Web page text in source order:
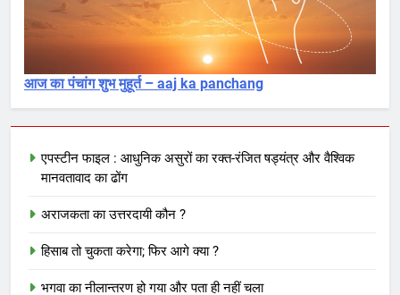
आज का पंचांग शुभ मुहूर्त – aaj ka panchang
एपस्टीन फाइल : आधुनिक असुरों का रक्त-रंजित षड्यंत्र और वैश्विक
मानवतावाद का ढोंग
अराजकता का उत्तरदायी कौन ?
हिसाब तो चुकता करेगा; फिर आगे क्या ?
भगवा का नीलान्तरण हो गया और पता ही नहीं चला